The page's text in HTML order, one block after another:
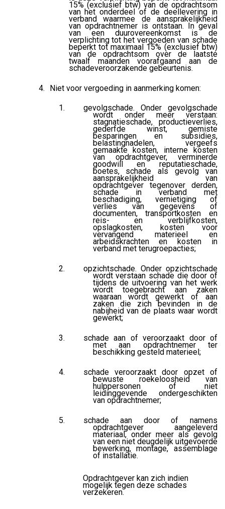
15% (exclusief btw) van de opdrachtsom
van het onderdeel of de deellevering in
verband waarmee de aansprakelijkheid
van opdrachtnemer is ontstaan. In geval
van een duurovereenkomst is de
verplichting tot het vergoeden van schade
beperkt tot maximaal 15% (exclusief btw)
van de opdrachtsom over de laatste
twaalf maanden voorafgaand aan de
schadeveroorzakende gebeurtenis.
Niet voor vergoeding in aanmerking komen:
gevolgschade. Onder gevolgschade
wordt onder meer verstaan:
stagnatieschade, productieverlies,
gederfde winst, gemiste
besparingen en subsidies,
belastingnadelen, vergeefs
gemaakte kosten, interne kosten
van opdrachtgever, verminerde
goodwill en reputatieschade,
boetes, schade als gevolg van
aansprakelijkheid van
opdrachtgever tegenover derden,
schade in verband met
beschadiging, vernietiging of
verlies van gegevens of
documenten, transportkosten en
reis- en verblijfkosten,
opslagkosten, kosten voor
vervangend materieel en
arbeidskrachten en kosten in
verband met terugroepacties;
opzichtschade. Onder opzichtschade
wordt verstaan schade die door of
tijdens de uitvoering van het werk
wordt toegebracht aan zaken
waaraan wordt gewerkt of aan
zaken die zich bevinden in de
nabijheid van de plaats waar wordt
gewerkt;
schade aan of veroorzaakt door of
met aan opdrachtnemer ter
beschikking gesteld materieel;
schade veroorzaakt door opzet of
bewuste roekeloosheid van
hulppersonen of niet
leidinggevende ondergeschikten
van opdrachtnemer;
schade aan door of namens
opdrachtgever aangeleverd
materiaal, onder meer als gevolg
van een niet deugdelijk uitgevoerde
bewerking, montage, assemblage
of installatie.
Opdrachtgever kan zich indien
mogelijk tegen deze schades
verzekeren.